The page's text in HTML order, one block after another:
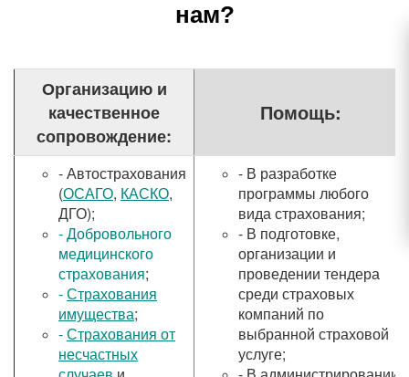
нам?
Организацию и
качественное
сопровождение:
Помощь:
- Автострахования
(ОСАГО, КАСКО,
ДГО);
-Добровольного
медицинского
страхования;
-Страхования
имущества;
-Страхования от
несчастных
- В разработке
программы любого
вида страхования;
- В подготовке,
организации и
проведении тендера
среди страховых
компаний по
выбранной страховой
услуге;